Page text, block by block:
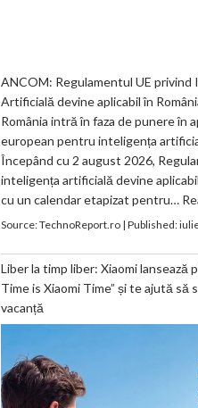
ANCOM: Regulamentul UE privind
Artificială devine aplicabil în
România intră în faza de punere în
european pentru inteligența
Începând cu 2 august 2026,
inteligența artificială devine
cu un calendar etapizat pentru…
Source:TechnoReport.ro| Published:
Liber la timp liber: Xiaomi lansează
Time is Xiaomi Time” și te ajută să
vacanță